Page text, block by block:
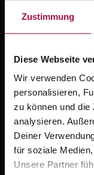
Zustimmung
Diese Webseite
Wir verwenden
personalisieren,
zu können und die
analysieren.
Deiner
für soziale
Unsere Partner
FAQ
gesund.de
Über uns
Karriere